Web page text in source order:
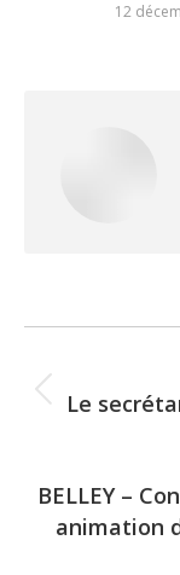
12
Le
BELLEY –
animation